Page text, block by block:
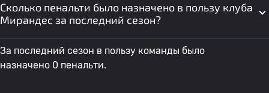
Сколько пенальти было назначено в пользу клуба
Мирандес за последний сезон?
За последний сезон в пользу команды было
назначено 0 пенальти.